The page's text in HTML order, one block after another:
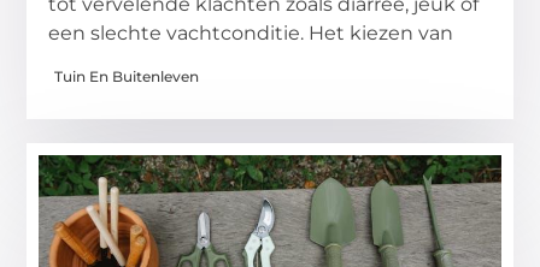
een slechte vachtconditie. Het kiezen van
Tuin En Buitenleven